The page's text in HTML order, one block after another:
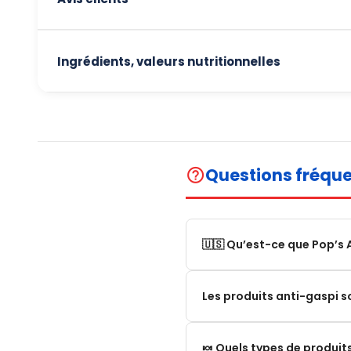
Ingrédients, valeurs nutritionnelles
help_outlineQuestions
🇺🇸 Qu’est-ce que Pop’s
Pop’s America est une
Les produits anti-gaspi
Absolument pas ! Nos
🍬 Quels types de